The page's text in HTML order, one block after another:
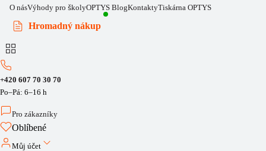
O násVýhody pro školyOPTYS BlogKontaktyTiskárna OPTYS
Hromadný nákup
+420 607 70 30 70
Po–Pá: 6–16 h
Pro zákazníky
Oblíbené
Můj účet